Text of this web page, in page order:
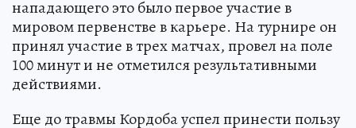
нападающего это было первое участие в
мировом первенстве в карьере. На турнире он
принял участие в трех матчах, провел на поле
100 минут и не отметился результативными
действиями.
Еще до травмы Кордоба успел принести пользу